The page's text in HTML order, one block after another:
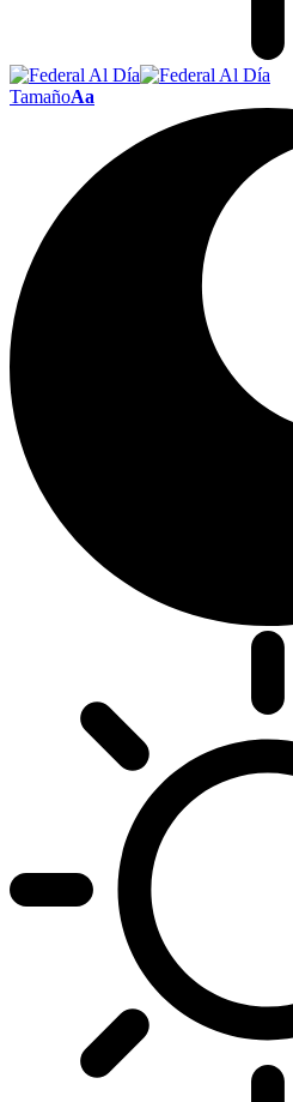
TamañoAa